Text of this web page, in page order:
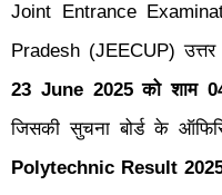
Joint Entrance
Pradesh (JEECUP) उत्तर
23 June 2025 को शाम
जिसकी सुचना बोर्ड के
Polytechnic Result